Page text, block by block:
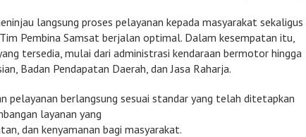
langsung proses pelayanan kepada masyarakat sekaligus
Pembina Samsat berjalan optimal. Dalam kesempatan itu,
tersedia, mulai dari administrasi kendaraan bermotor hingga
Badan Pendapatan Daerah, dan Jasa Raharja.
pelayanan berlangsung sesuai standar yang telah ditetapkan
layanan yang
dan kenyamanan bagi masyarakat.